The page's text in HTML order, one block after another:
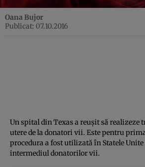
Oana Bujor
Publicat: 07.10.2016
Un spital din Texas a reuşit să realizeze
utere de la donatori vii. Este pentru
procedura a fost utilizată în Statele
intermediul donatorilor vii.